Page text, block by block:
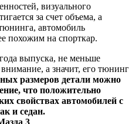
визуального
за счет объема, а
автомобиль
похожим на спорткар.
выпуска, не меньше
а значит, его тюнинг
размеров детали можно
что положительно
свойствах автомобилей с
и седан.